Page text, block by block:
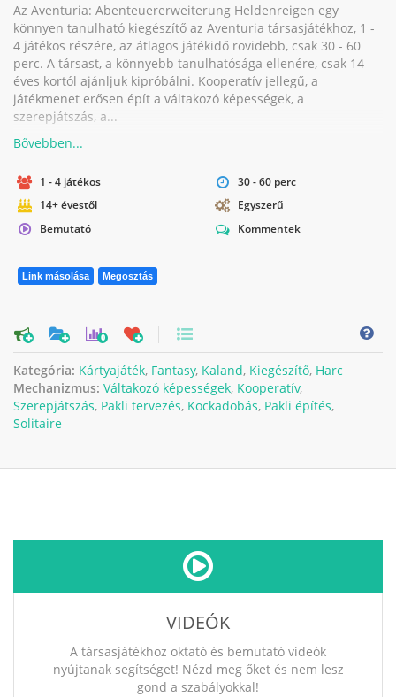
Az Aventuria: Abenteuererweiterung Heldenreigen egy
könnyen tanulható kiegészítő az Aventuria társasjátékhoz, 1 -
4 játékos részére, az átlagos játékidő rövidebb, csak 30 - 60
perc. A társast, a könnyebb tanulhatósága ellenére, csak 14
éves kortól ajánljuk kipróbálni. Kooperatív jellegű, a
játékmenet erősen épít a váltakozó képességek, a
szerepjátszás, a...
1 - 4 játékos
30 - 60 perc
14+ évestől
Egyszerű
Bemutató
Kommentek
Link másolása Megosztás
0
Kategória: Kártyajáték, Fantasy, Kaland, Kiegészítő, Harc
Mechanizmus: Váltakozó képességek, Kooperatív,
Szerepjátszás, Pakli tervezés, Kockadobás, Pakli építés,
Solitaire
VIDEÓK
A társasjátékhoz oktató és bemutató videók
nyújtanak segítséget! Nézd meg őket és nem lesz
gond a szabályokkal!